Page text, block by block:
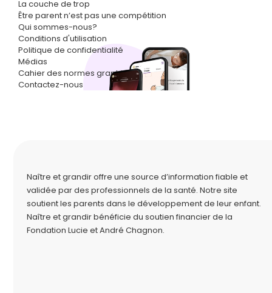
La couche de trop
Être parent n’est pas une compétition
Qui sommes-nous?
Conditions d'utilisation
Politique de confidentialité
Médias
Cahier des normes graphiques
Contactez-nous
Naître et grandir offre une source d’information fiable et
validée par des professionnels de la santé. Notre site
soutient les parents dans le développement de leur enfant.
Naître et grandir bénéficie du soutien financier de la
Fondation Lucie et André Chagnon.